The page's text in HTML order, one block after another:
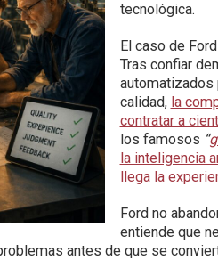
tecnológica.
El caso de
Tras confiar
automatizados
calidad, la
contratar a
los famosos “
la inteligencia
llega la
Ford no
entiende que
antes de que se